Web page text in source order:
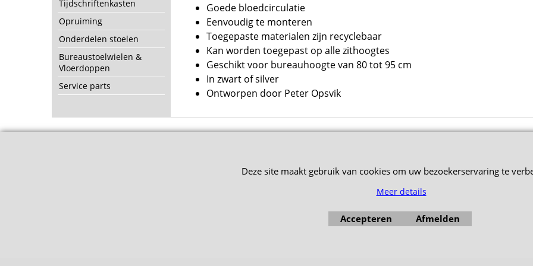
Tijdschriftenkasten
Opruiming
Onderdelen stoelen
Bureaustoelwielen &
Vloerdoppen
Service parts
Goede bloedcirculatie
Eenvoudig te monteren
Toegepaste materialen zijn recyclebaar
Kan worden toegepast op alle zithoogtes
Geschikt voor bureauhoogte van 80 tot 95 cm
In zwart of silver
Ontworpen door Peter Opsvik
Deze site maakt gebruik van cookies om uw bezoekerservaring te
Meer details
Accepteren Afmelden